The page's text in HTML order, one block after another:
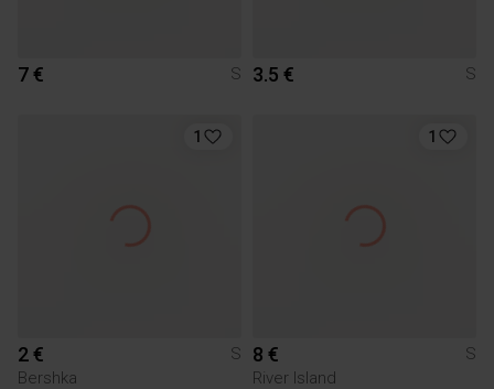
7 € S 3.5 € S
1
2 €
S
Bershka
1
8 €
S
River Island